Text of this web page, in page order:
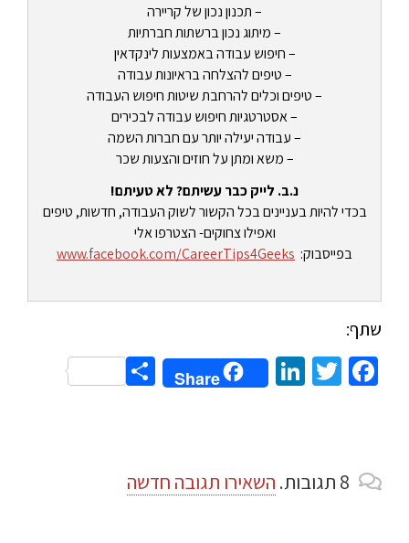
– תכנון נכון של קריירה
– מיתוג נכון ברשתות חברתיות
– חיפוש עבודה באמצעות לינקדאין
– טיפים להצלחה בראיונות עבודה
– טיפים וכלים להרחבת שיטות חיפוש העבודה
– אסטרטגיות חיפוש עבודה לבכירים
– עבודה יעילה יותר עם חברות השמה
– משא ומתן על חוזים והצעות שכר
נ.ב. לייק כבר עשיתם? לא טעיתם!
בכדי להיות בעניינים בכל הקשור לשוק העבודה, חדשות, טיפים
ואפילו צחוקים- הצטרפו אלי
בפייסבוק: www.facebook.com/CareerTips4Geeks
שתף:
Facebook
Twitter
LinkedIn
Share
Share
8 תגובות. השאירו תגובה חדשה